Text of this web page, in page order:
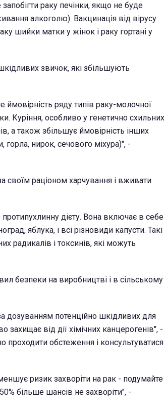
раку печінки, якщо не буде
алкоголю). Вакцинація від вірусу
шийки матки у жінок і раку гортані у
звичок, які збільшують
ряду типів раку-молочної
Куріння, особливо у генетично схильних
а також збільшує ймовірність інших
горла, нирок, сечового міхура)", -
своїм раціоном харчування і вживати
дієту. Вона включає в себе
яблука, і всі різновиди капусти. Такі
радикалів і токсинів, які можуть
безпеки на виробництві і в сільському
дозуванням потенційно шкідливих для
від дії хімічних канцерогенів", -
проходити обстеження і консультуватися
ризик захворіти на рак - подумайте
більше шансів не захворіти", -